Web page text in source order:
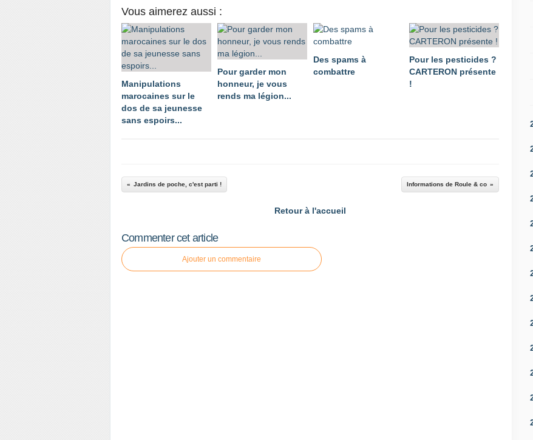
Vous aimerez aussi :
Manipulations
marocaines sur le
dos de sa jeunesse
sans espoirs...
Pour garder mon
honneur, je vous
rends ma légion...
Des spams à
combattre
Pour les pesticides ?
CARTERON présente
!
Jardins de poche, c'est parti ! Informations de Roule & co
Retour à l'accueil
Commenter cet article
Ajouter un commentaire